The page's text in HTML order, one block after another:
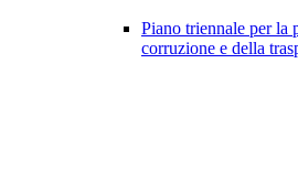
Piano triennale per la
corruzione e della